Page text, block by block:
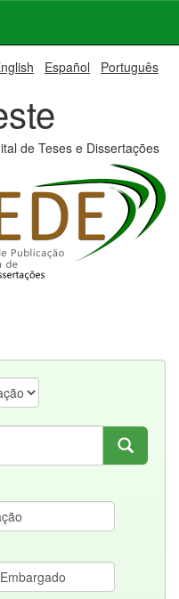
Español Português
de Teses e Dissertações